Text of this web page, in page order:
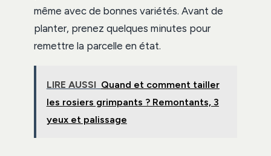
même avec de bonnes variétés. Avant de
planter, prenez quelques minutes pour
remettre la parcelle en état.
LIRE AUSSI Quand et comment tailler
les rosiers grimpants ? Remontants, 3
yeux et palissage